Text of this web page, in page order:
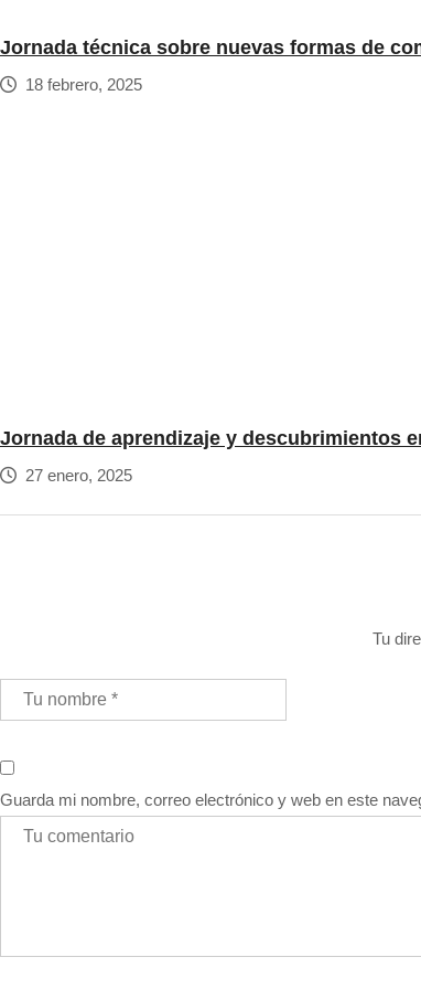
Jornada técnica sobre nuevas formas de
18 febrero, 2025
Jornada de aprendizaje y descubrimientos
27 enero, 2025
Tu
Guarda mi nombre, correo electrónico y web en este